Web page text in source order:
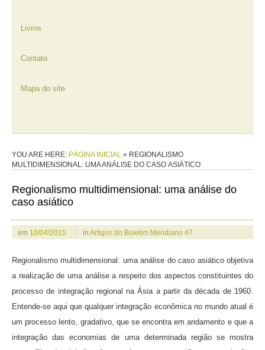
Livros
Contato
Mapa do site
YOU ARE HERE: PÁGINA INICIAL » REGIONALISMO
MULTIDIMENSIONAL: UMA ANÁLISE DO CASO ASIÁTICO
Regionalismo multidimensional: uma análise do
caso asiático
em 10/04/2015 in Artigos do Boletim Meridiano 47
Regionalismo multidimensional: uma análise do caso asiático objetiva
a realização de uma análise a respeito dos aspectos constituintes do
processo de integração regional na Ásia a partir da década de 1960.
Entende-se aqui que qualquer integração econômica no mundo atual é
um processo lento, gradativo, que se encontra em andamento e que a
integração das economias de uma determinada região se mostra